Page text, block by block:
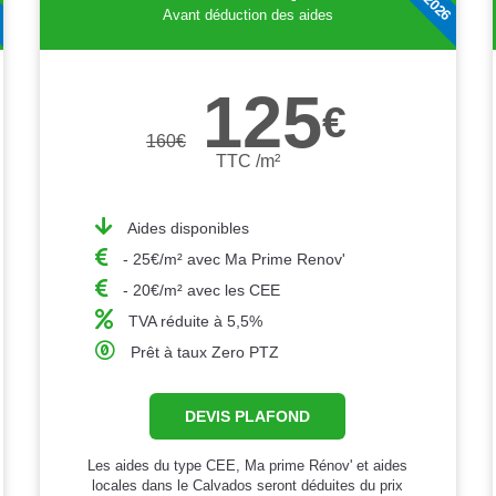
Avant déduction des aides
160€ 125€
TTC /m²
Aides disponibles
- 25€/m² avec Ma Prime Renov'
- 20€/m² avec les CEE
TVA réduite à 5,5%
Prêt à taux Zero PTZ
DEVIS PLAFOND
Les aides du type CEE, Ma prime Rénov' et aides
locales dans le Calvados seront déduites du prix